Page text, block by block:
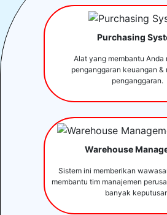
Purchasing
Alat yang membantu Anda
penganggaran keuangan &
penganggaran.
Warehouse
Sistem ini memberikan
membantu tim manajemen
banyak